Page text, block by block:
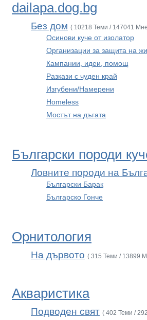
dailapa.dog.bg
Без дом ( 10218 Теми / 147041
Осинови куче от изолатор
Организации за защита на
Кампании, идеи, помощ
Разкази с чуден край
Изгубени/Намерени
Homeless
Мостът на дъгата
Български породи
Ловните породи на
Български Барак
Българско Гонче
Орнитология
На дървото ( 315 Теми / 13899
Акваристика
Подводен свят ( 402 Теми /